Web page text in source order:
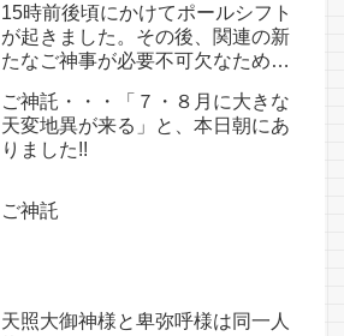
15時前後頃にかけてポールシフト
が起きました。その後、関連の新
たなご神事が必要不可欠なため、
点であり古代太陽信仰の中心点で
もある伊弉諾宮、他3ヵ所へのご
神託あり！！
ご神託・・・「７・８月に大きな
天変地異が来る」と、本日朝にあ
りました!!
ご神託
天照大御神様と卑弥呼様は同一人